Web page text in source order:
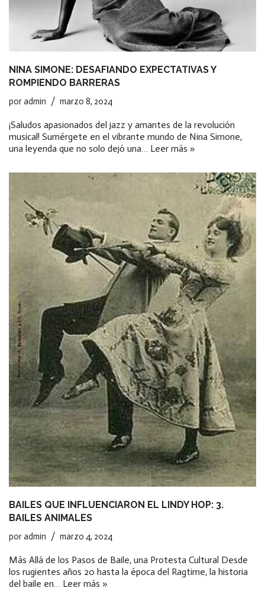
NINA SIMONE: DESAFIANDO EXPECTATIVAS Y
ROMPIENDO BARRERAS
poradmin marzo 8, 2024
¡Saludos apasionados del jazz y amantes de la revolución
musical! Sumérgete en el vibrante mundo de Nina Simone,
una leyenda que no solo dejó una… Leer más »
BAILES QUE INFLUENCIARON EL LINDY HOP: 3.
BAILES ANIMALES
poradmin marzo 4, 2024
Más Allá de los Pasos de Baile, una Protesta Cultural Desde
los rugientes años 20 hasta la época del Ragtime, la historia
del baile en… Leer más »